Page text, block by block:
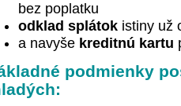
bez poplatku
odklad splátok istiny už
a navyše kreditnú kartu
podmienky